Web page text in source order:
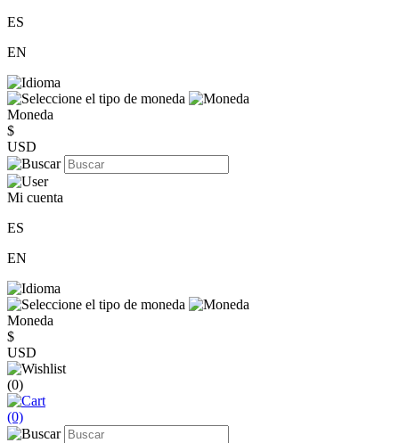
ES
EN
Moneda
$
USD
Mi cuenta
ES
EN
Moneda
$
USD
(0)
(0)